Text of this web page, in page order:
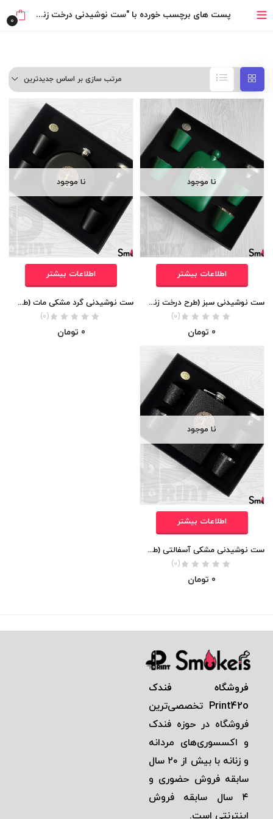
خرید قسطی با ترب‌پی پست های برچسب خورده با "ست نوشیدنی درخت زندگی" 0
مرتب سازی بر اساس جدیدترین
نا موجود
اطلاعات بیشتر
ست نوشیدنی سبز (طرح درخت زندگی)
(0)
0 تومان
نا موجود
اطلاعات بیشتر
ست نوشیدنی گرد مشکی مات (طرح درخت زندگی)
(0)
0 تومان
نا موجود
اطلاعات بیشتر
ست نوشیدنی مشکی آسفالتی (طرح درخت زندگی)
(0)
0 تومان
فروشگاه فندک
Print42o تخصصی‌ترين
فروشگاه در حوزه فندک
و اكسسوری‌های مردانه
و زنانه با بيش از ٢٠ سال
سابقه فروش حضوری و
٤ سال سابقه فروش
اينترنتی است.